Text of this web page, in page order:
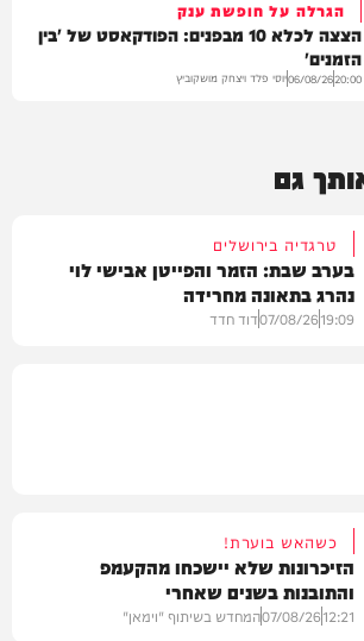
הגרלה על חופשת ענק
הצצה לכלא 10 מבפנים: הפודקאסט של 'בין
הזמנים'
20:00
06/08/26יוסי פלד ויצחק מושקוביץ
גם
טרגדיה בירושלים
בערב שבת: הזמר והפייטן אבישי לוי
נהרג בתאונה מחרידה
19:09
07/08/26דוד חדד
כשהאש בוערת!
הזיכרונות שלא יישכחו מהקעמפ
והתובנות בשנים שאחרי
12:21
07/08/26המחדש בשיתוף "וימאן"